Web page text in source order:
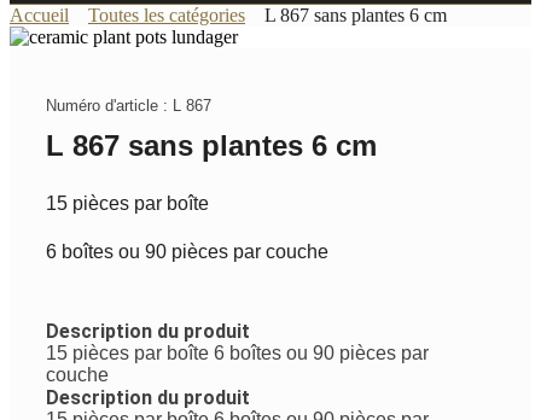
Accueil Toutes les catégories L 867 sans plantes 6 cm
Numéro d'article : L 867
L 867 sans plantes 6 cm
15 pièces par boîte
6 boîtes ou 90 pièces par couche
Description du produit
15 pièces par boîte 6 boîtes ou 90 pièces par
couche
Description du produit